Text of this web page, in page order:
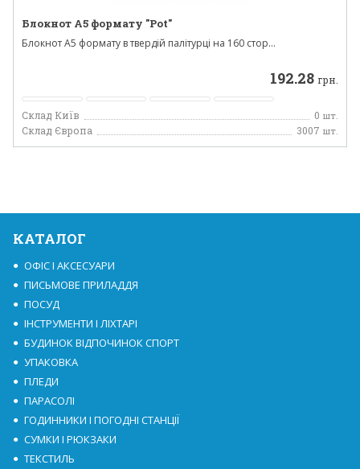
Блокнот А5 формату "Pot"
Блокнот A5 формату в твердій палітурці на 160 стор...
192.28 грн.
Склад Київ 0 шт.
Склад Європа 3007 шт.
КАТАЛОГ
ОФІС І АКСЕСУАРИ
ПИСЬМОВЕ ПРИЛАДДЯ
ПОСУД
ІНСТРУМЕНТИ І ЛІХТАРІ
БУДИНОК ВІДПОЧИНОК СПОРТ
УПАКОВКА
ПЛЕДИ
ПАРАСОЛІ
ГОДИННИКИ І ПОГОДНІ СТАНЦІЇ
СУМКИ І РЮКЗАКИ
ТЕКСТИЛЬ